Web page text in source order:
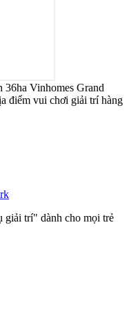
36ha Vinhomes Grand
điểm vui chơi giải trí hàng
giải trí" dành cho mọi trẻ